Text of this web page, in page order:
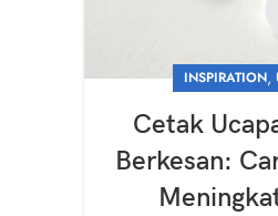
INSPIRATION,
Cetak
Berkesan: